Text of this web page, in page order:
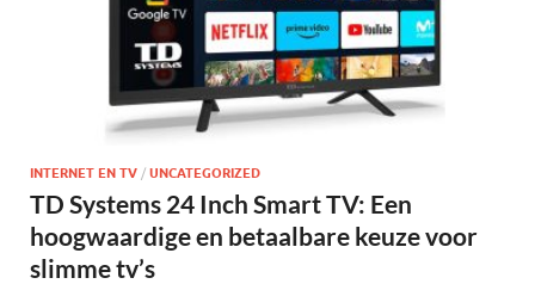
INTERNET EN TV / UNCATEGORIZED
TD Systems 24 Inch Smart TV: Een
hoogwaardige en betaalbare keuze voor
slimme tv’s